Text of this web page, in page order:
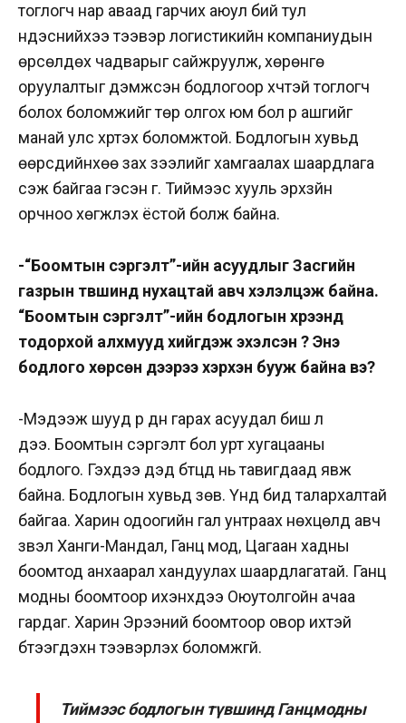
тоглогч нар аваад гарчих аюул бий тул
үндэснийхээ тээвэр логистикийн компаниудын
өрсөлдөх чадварыг сайжруулж, хөрөнгө
оруулалтыг дэмжсэн бодлогоор хүчтэй тоглогч
болох боломжийг төр олгох юм бол үр ашгийг
манай улс хүртэх боломжтой. Бодлогын хувьд
өөрсдийнхөө зах зээлийг хамгаалах шаардлага
үүсэж байгаа гэсэн үг. Тиймээс хууль эрхзүйн
орчноо хөгжүүлэх ёстой болж байна.
-“Боомтын сэргэлт”-ийн асуудлыг Засгийн
газрын түвшинд нухацтай авч хэлэлцэж байна.
“Боомтын сэргэлт”-ийн бодлогын хүрээнд
тодорхой алхмууд хийгдэж эхэлсэн үү? Энэ
бодлого хөрсөн дээрээ хэрхэн бууж байна вэ?
-Мэдээж шууд үр дүн гарах асуудал биш л
дээ. Боомтын сэргэлт бол урт хугацааны
бодлого. Гэхдээ дэд бүтцүүд нь тавигдаад явж
байна. Бодлогын хувьд зөв. Үүнд бид талархалтай
байгаа. Харин одоогийн гал унтраах нөхцөлд авч
үзвэл Ханги-Мандал, Ганц мод, Цагаан хадны
боомтод анхаарал хандуулах шаардлагатай. Ганц
модны боомтоор ихэнхдээ Оюутолгойн ачаа
гардаг. Харин Эрээний боомтоор овор ихтэй
бүтээгдэхүүн тээвэрлэх боломжгүй.
Тиймээс бодлогын түвшинд Ганцмодны